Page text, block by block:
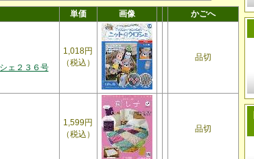
単価 画像 かごへ
ェ２３６号
1,018円
（税込）
品切
1,599円
（税込）
品切